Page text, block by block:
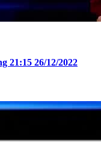
21:15 26/12/2022